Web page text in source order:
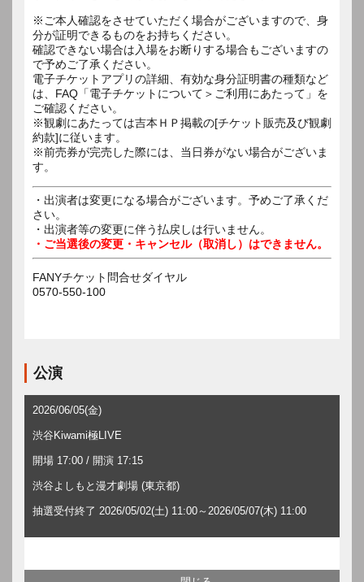
※ご本人確認をさせていただく場合がございますので、身
分が証明できるものをお持ちください。
確認できない場合は入場をお断りする場合もございますの
で予めご了承ください。
電子チケットアプリの詳細、有効な身分証明書の種類など
は、FAQ「電子チケットについて＞ご利用にあたって」を
ご確認ください。
※観劇にあたっては吉本ＨＰ掲載の[チケット販売及び観劇
約款]に従います。
※前売券が完売した際には、当日券がない場合がございま
す。
・出演者は変更になる場合がございます。予めご了承くだ
さい。
・出演者等の変更に伴う払戻しは行いません。
・ご当選後の変更・キャンセル（取消し）はできません。
FANYチケット問合せダイヤル
0570-550-100
公演
2026/06/05(金)
渋谷Kiwami極LIVE
開場 17:00 / 開演 17:15
渋谷よしもと漫才劇場 (東京都)
抽選受付終了 2026/05/02(土) 11:00～2026/05/07(木) 11:00